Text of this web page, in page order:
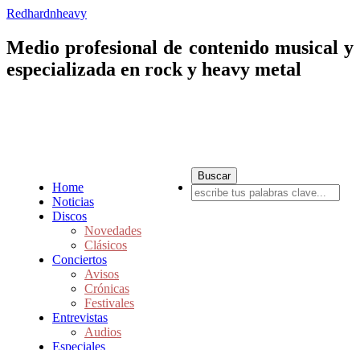
Redhardnheavy
Medio profesional de contenido musical y
especializada en rock y heavy metal
Home
Noticias
Discos
Novedades
Clásicos
Conciertos
Avisos
Crónicas
Festivales
Entrevistas
Audios
Especiales